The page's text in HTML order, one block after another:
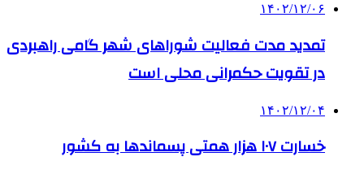
۱۴۰۲/۱۲/۰۶
تمدید مدت فعالیت شوراهای شهر گامی راهبردی
در تقویت حکمرانی محلی است
۱۴۰۲/۱۲/۰۴
خسارت ۱۰۷ هزار همتی پسماندها به کشور